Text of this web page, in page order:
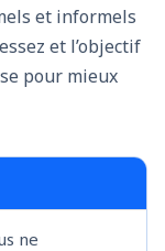
et informels
et l’objectif
pour mieux
ne